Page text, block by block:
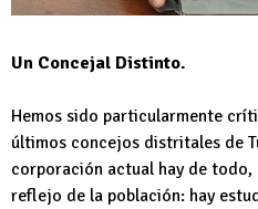
Un Concejal Distinto.
Hemos sido particularmente
últimos concejos distritales de
corporación actual hay de todo,
reflejo de la población: hay